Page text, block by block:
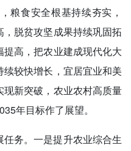
粮食安全根基持续夯实，
脱贫攻坚成果持续巩固拓
高，把农业建成现代化大
较快增长，宜居宜业和美
新突破，农业农村高质量
年目标作了展望。
任务。一是提升农业综合生